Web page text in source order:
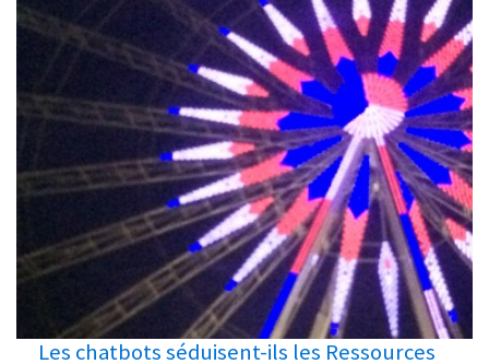
Les chatbots séduisent-ils les Ressources